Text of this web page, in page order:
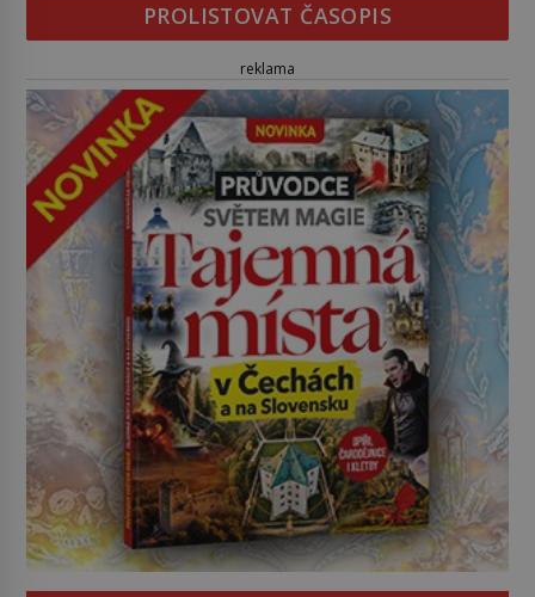
PROLISTOVAT ČASOPIS
reklama